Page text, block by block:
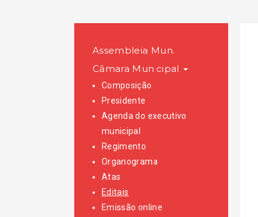
Assembleia Mun.
Câmara Municipal
Composição
Presidente
Agenda do executivo
municipal
Regimento
Organograma
Atas
Editais
Emissão online